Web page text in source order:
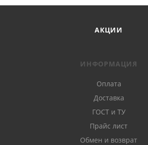
АКЦИИ
ИНФОРМАЦИЯ
Оплата
Доставка
ГОСТ и ТУ
Прайс лист
Обмен и возврат